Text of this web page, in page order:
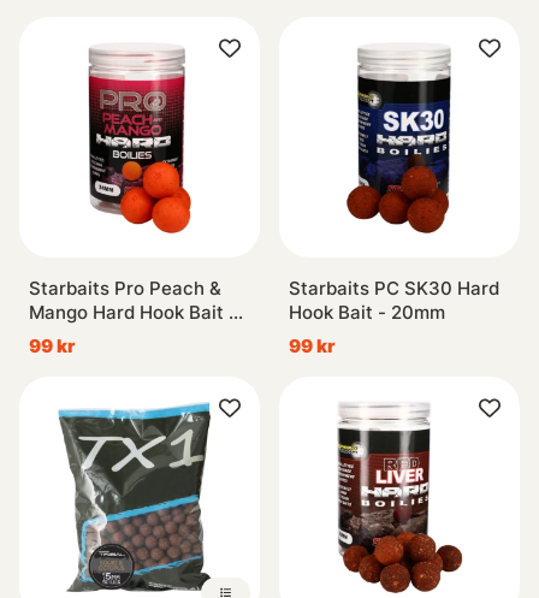
Starbaits Pro Peach &
Mango Hard Hook Bait -
20mm
99 kr
Starbaits PC SK30 Hard
Hook Bait - 20mm
99 kr